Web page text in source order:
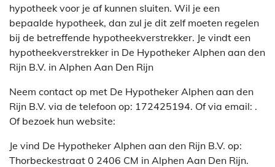
hypotheek voor je af kunnen sluiten. Wil je een
bepaalde hypotheek, dan zul je dit zelf moeten regelen
bij de betreffende hypotheekverstrekker. Je vindt een
hypotheekverstrekker in De Hypotheker Alphen aan den
Rijn B.V. in Alphen Aan Den Rijn
Neem contact op met De Hypotheker Alphen aan den
Rijn B.V. via de telefoon op: 172425194. Of via email: .
Of bezoek hun website:
Je vind De Hypotheker Alphen aan den Rijn B.V. op:
Thorbeckestraat 0 2406 CM in Alphen Aan Den Rijn.